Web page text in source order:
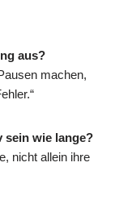
aus?
machen,
sein wie lange?
nicht allein ihre